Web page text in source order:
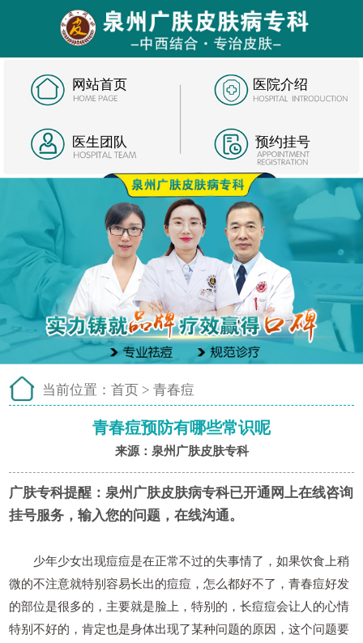
网站首页 医院介绍
医生团队 预约挂号
当前位置： 首页 > 青春痘
青春痘预防有哪些常识呢
来源：泉州广肤皮肤专科
广肤专科提醒： 泉州广肤皮肤病专科已开通网上在线咨询
挂号服务，输入您的问题，在线沟通。
少年少女出现痘痘是在正常不过的失事情了，如果饮食上稍
微的不注意就特别容易长出的痘痘，怎么都好不了，青春痘好发
的部位是很多的，主要就是脸上，特别的，长痘痘会让人的心情
特别不好的，肯定也是身体出现了某种问题的原因，这个问题要